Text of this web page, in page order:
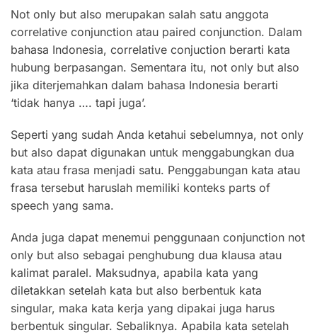
Not only but also merupakan salah satu anggota
correlative conjunction atau paired conjunction. Dalam
bahasa Indonesia, correlative conjuction berarti kata
hubung berpasangan. Sementara itu, not only but also
jika diterjemahkan dalam bahasa Indonesia berarti
‘tidak hanya …. tapi juga’.
Seperti yang sudah Anda ketahui sebelumnya, not only
but also dapat digunakan untuk menggabungkan dua
kata atau frasa menjadi satu. Penggabungan kata atau
frasa tersebut haruslah memiliki konteks parts of
speech yang sama.
Anda juga dapat menemui penggunaan conjunction not
only but also sebagai penghubung dua klausa atau
kalimat paralel. Maksudnya, apabila kata yang
diletakkan setelah kata but also berbentuk kata
singular, maka kata kerja yang dipakai juga harus
berbentuk singular. Sebaliknya. Apabila kata setelah